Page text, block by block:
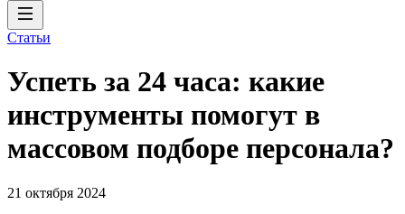
Статьи
Успеть за 24 часа: какие
инструменты помогут в
массовом подборе персонала?
21 октября 2024